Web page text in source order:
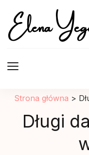
Elena
Sklep internetowy
Strona główna >
Długi